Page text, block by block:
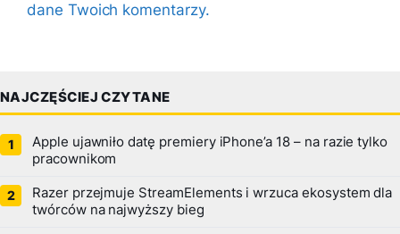
dane Twoich komentarzy.
NAJCZĘŚCIEJ CZYTANE
Apple ujawniło datę premiery iPhone’a 18 – na razie tylko
pracownikom
Razer przejmuje StreamElements i wrzuca ekosystem dla
twórców na najwyższy bieg